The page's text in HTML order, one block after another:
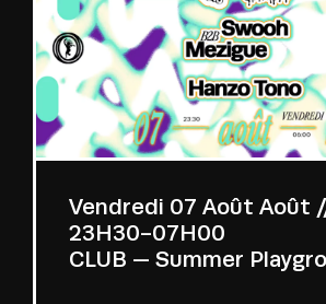
Vendredi 07 Août Août
23H30-07H00
CLUB — Summer